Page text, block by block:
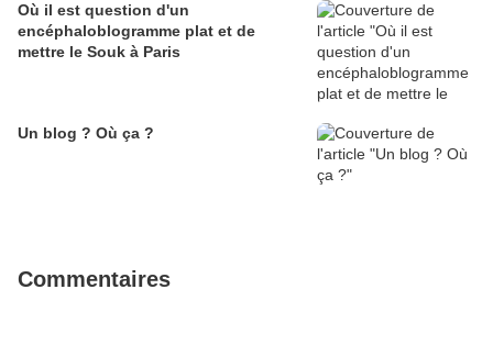
Où il est question d'un
encéphaloblogramme plat et de
mettre le Souk à Paris
Un blog ? Où ça ?
Commentaires